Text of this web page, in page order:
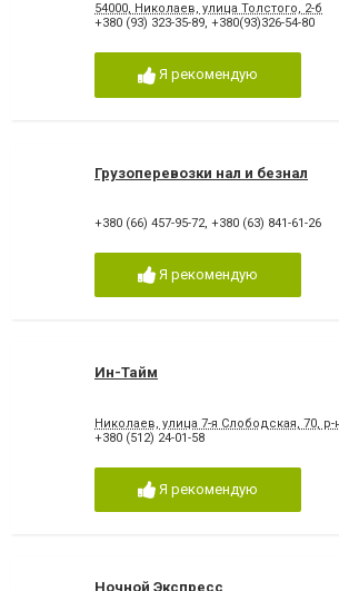
54000, Николаев, улица Толстого, 2-б
+380 (93) 323-35-89, +380(93)326-54-80
Я рекомендую
Грузоперевозки нал и безнал
+380 (66) 457-95-72, +380 (63) 841-61-26
Я рекомендую
Ин-Тайм
Николаев, улица 7-я Слободская, 70, р-
+380 (512) 24-01-58
Я рекомендую
Ночной Экспресс